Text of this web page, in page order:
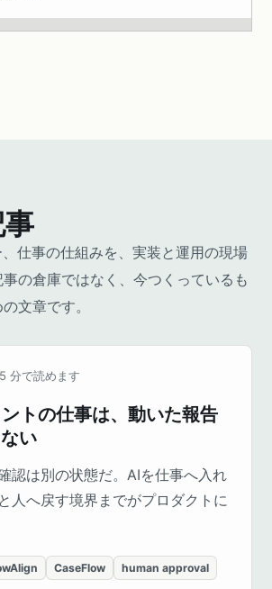
仕事の仕組みを、実装と運用の現場
の倉庫ではなく、今つくっているも
文章です。
5 分で読めます
トの仕事は、動いた報告
い
認は別の状態だ。AIを仕事へ入れ
人へ戻す境界までがプロダクトに
CaseFlow human approval